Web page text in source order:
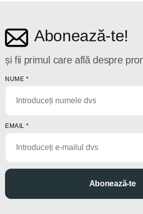
Abonează-te!
și fii primul care află despre
NUME *
EMAIL *
Abonează-te